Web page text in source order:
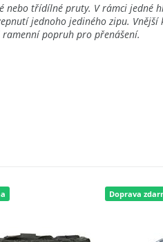
třídílné pruty. V rámci
jednoho jediného zipu.
popruh pro přenášení.
Doprava